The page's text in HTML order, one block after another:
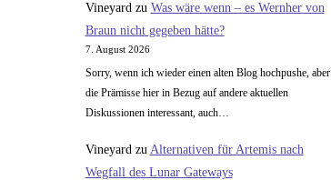
Vineyardzu Was wäre wenn – es Wernher von
Braun nicht gegeben hätte?
7. August 2026
Sorry, wenn ich wieder einen alten Blog hochpushe, aber
die Prämisse hier in Bezug auf andere aktuellen
Diskussionen interessant, auch…
Vineyard zu Alternativen für Artemis nach
Wegfall des Lunar Gateways